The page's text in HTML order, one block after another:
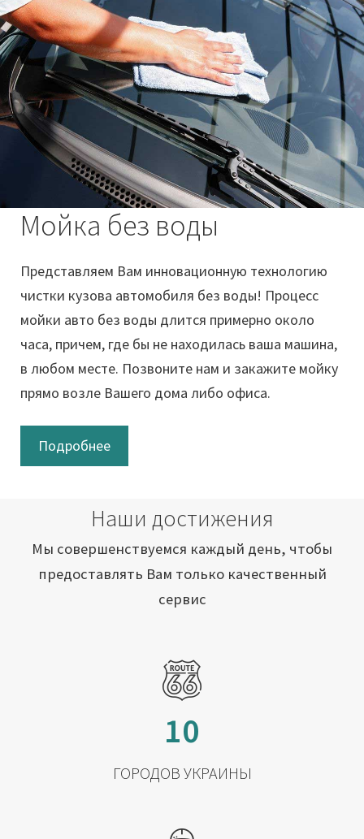
Мойка без воды
Представляем Вам инновационную технологию
чистки кузова автомобиля без воды! Процесс
мойки авто без воды длится примерно около
часа, причем, где бы не находилась ваша машина,
в любом месте. Позвоните нам и закажите мойку
прямо возле Вашего дома либо офиса.
Подробнее
Наши достижения
Мы совершенствуемся каждый день, чтобы
предоставлять Вам только качественный
сервис
10
ГОРОДОВ УКРАИНЫ